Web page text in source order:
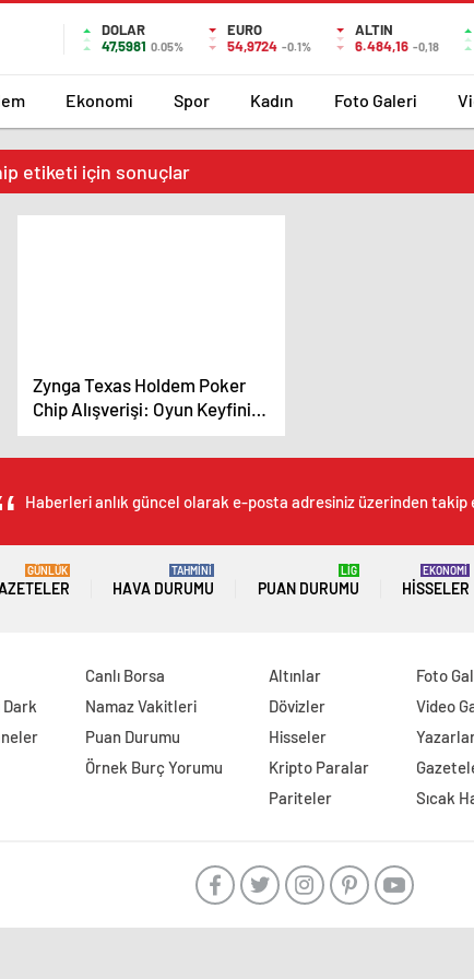
DOLAR
47,5981 0.05%
EURO
54,9724 -0.1%
ALTIN
6.484,16 -0,18
Ekonomi Spor Kadın Foto Galeri
etiketi için sonuçlar
Zynga Texas Holdem Poker
Chip Alışverişi: Oyun Keyfinizi
Artırın
Haberleri anlık güncel olarak e-posta adresiniz üzerinden takip
GÜNLÜK
HAVA DURUMU
TAHMİNİ
PUAN DURUMU
LİG
HISSELER
EKONOMİ
Dark
Canlı Borsa
Namaz Vakitleri
Puan Durumu
Örnek Burç Yorumu
Altınlar
Dövizler
Hisseler
Kripto Paralar
Pariteler
Foto
Video
Sıcak